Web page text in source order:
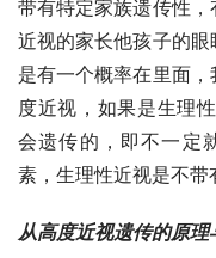
带有特定家族遗传性
近视的家长他孩子的
是有一个概率在里面
度近视，如果是生理
会遗传的，即不一定
素，生理性近视是不带
从高度近视遗传的原理